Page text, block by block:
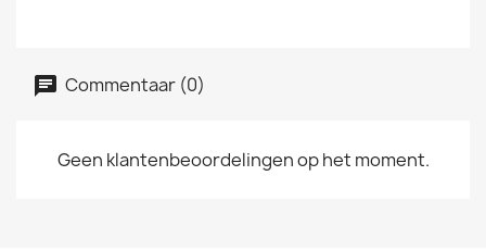
Commentaar (0)
Geen klantenbeoordelingen op het moment.